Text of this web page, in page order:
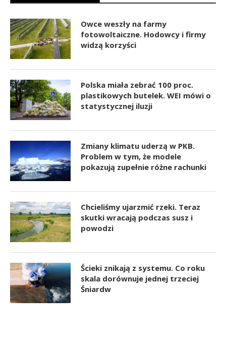
Owce weszły na farmy
fotowoltaiczne. Hodowcy i firmy
widzą korzyści
Polska miała zebrać 100 proc.
plastikowych butelek. WEI mówi o
statystycznej iluzji
Zmiany klimatu uderzą w PKB.
Problem w tym, że modele
pokazują zupełnie różne rachunki
Chcieliśmy ujarzmić rzeki. Teraz
skutki wracają podczas susz i
powodzi
Ścieki znikają z systemu. Co roku
skala dorównuje jednej trzeciej
Śniardw